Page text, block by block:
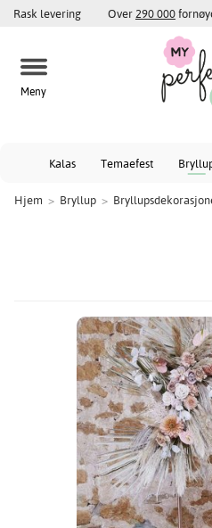
Rask levering Over 290 000
Meny
Kalas Temaefest
Hjem > Bryllup >